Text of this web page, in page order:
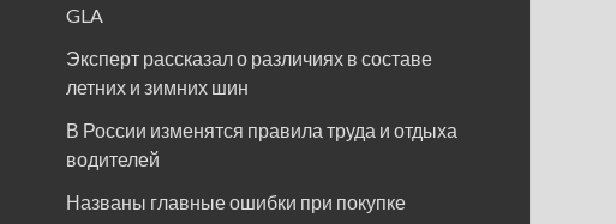
GLA
Эксперт рассказал о различиях в составе
летних и зимних шин
В России изменятся правила труда и отдыха
водителей
Названы главные ошибки при покупке